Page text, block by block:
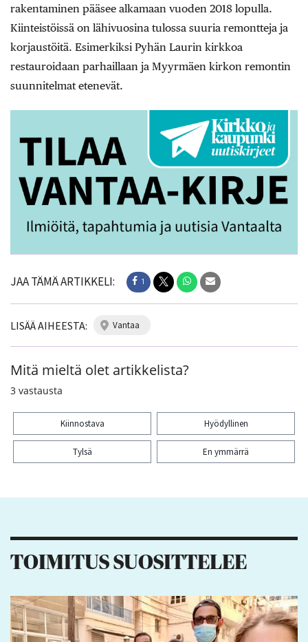
rakentaminen pääsee alkamaan vuoden 2018 lopulla.
Kiinteistöissä on lähivuosina tulossa suuria remontteja ja
korjaustöitä. Esimerkiksi Pyhän Laurin kirkkoa
restauroidaan parhaillaan ja Myyrmäen kirkon remontin
suunnitelmat etenevät.
JAA TÄMÄ ARTIKKELI: 1
LISÄÄ AIHEESTA: vantaa
Mitä mieltä olet artikkelista?
3 vastausta
Kiinnostava Hyödyllinen
Tylsä En ymmärrä
TOIMITUS SUOSITTELEE